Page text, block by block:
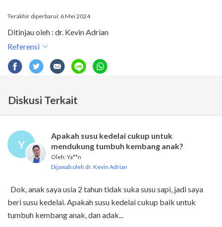
Terakhir diperbarui: 6 Mei 2024